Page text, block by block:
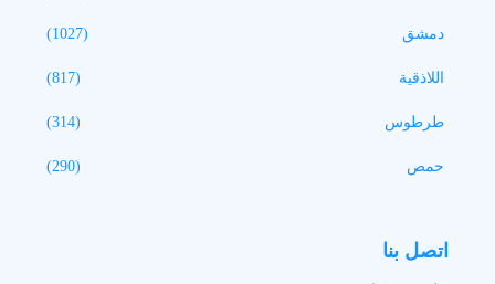
دمشق (1027)
اللاذقية (817)
طرطوس (314)
حمص (290)
اتصل بنا